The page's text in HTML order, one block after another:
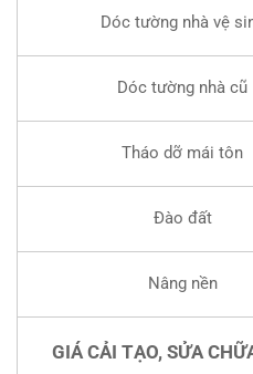
Dóc tường nhà vệ
Dóc tường nhà cũ
Tháo dỡ mái tôn
Đào đất
Nâng nền
GIÁ CẢI TẠO, SỬA